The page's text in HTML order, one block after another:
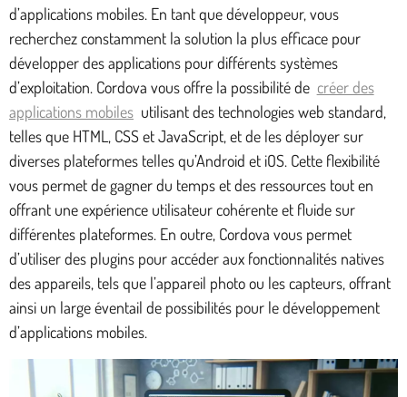
d’applications mobiles. En tant que développeur, vous
recherchez constamment la solution la plus efficace pour
développer des applications pour différents systèmes
d’exploitation. Cordova vous offre la possibilité de créer des
applications mobiles utilisant des technologies web standard,
telles que HTML, CSS et JavaScript, et de les déployer sur
diverses plateformes telles qu’Android et iOS. Cette flexibilité
vous permet de gagner du temps et des ressources tout en
offrant une expérience utilisateur cohérente et fluide sur
différentes plateformes. En outre, Cordova vous permet
d’utiliser des plugins pour accéder aux fonctionnalités natives
des appareils, tels que l’appareil photo ou les capteurs, offrant
ainsi un large éventail de possibilités pour le développement
d’applications mobiles.